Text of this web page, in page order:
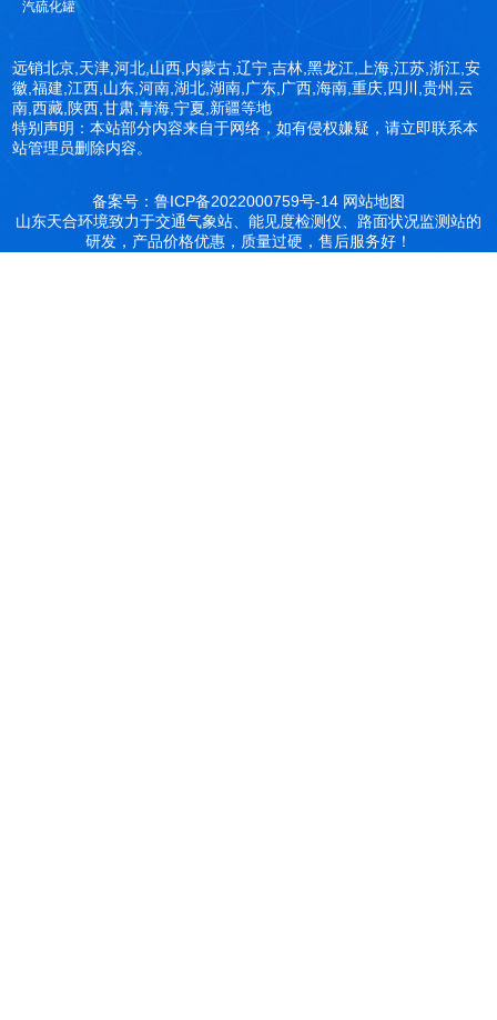
汽硫化罐
远销北京,天津,河北,山西,内蒙古,辽宁,吉林,黑龙江,上海,江苏,浙江,安
徽,福建,江西,山东,河南,湖北,湖南,广东,广西,海南,重庆,四川,贵州,云
南,西藏,陕西,甘肃,青海,宁夏,新疆等地
特别声明：本站部分内容来自于网络，如有侵权嫌疑，请立即联系本
站管理员删除内容。
备案号：鲁ICP备2022000759号-14 网站地图
山东天合环境致力于交通气象站、能见度检测仪、路面状况监测站的
研发，产品价格优惠，质量过硬，售后服务好！